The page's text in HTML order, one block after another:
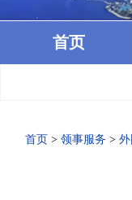
首页
首页 > 领事服务 >